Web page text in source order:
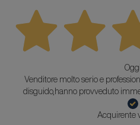
Oggi
Venditore molto serio e
disguido,hanno provveduto
Acquirente